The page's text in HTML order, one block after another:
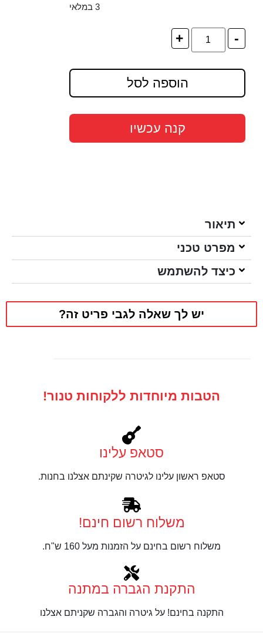
3 במלאי
-
+
הוספה לסל
קנה עכשיו
תיאור
מפרט טכני
כיצד להשתמש
יש לך שאלה לגבי פריט זה?
הטבות מיוחדות ללקוחות טנור!
סטאפ עלינו
סטאפ ראשון עלינו לגיטרה שקינתם אצלנו בחנות.
משלוח רשום חינם!
משלוח רשום בחינם על הזמנות מעל 160 ש"ח.
התקנת הגברה במתנה
התקנה בחינם! על גיטרה והגברה שקניתם אצלנו